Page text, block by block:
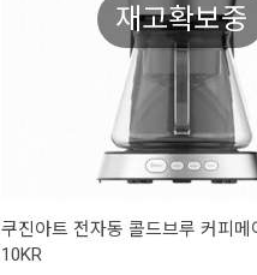
재고확보중
쿠진아트 전자동 콜드브루 커피메
10KR